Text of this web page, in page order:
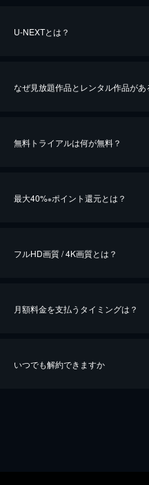
U-NEXTとは？
なぜ見放題作品とレンタル作品があ
無料トライアルは何が無料？
最大40%※ポイント還元とは？
※40％ポイント還元の対象は、クレジット
フルHD画質 / 4K画質とは？
月額料金を支払うタイミングは？
いつでも解約できますか